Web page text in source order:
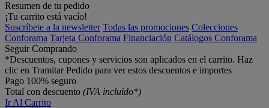
Resumen de tu pedido
¡Tu carrito está vacío!
Suscríbete a la newsletter Todas las promociones Colecciones
Conforama Tarjeta Conforama Financiación Catálogos Conforama
Seguir Comprando
*Descuentos, cupones y servicios son aplicados en el carrito. Haz
clic en Tramitar Pedido para ver estos descuentos e importes
Pago 100% seguro
Total con descuento (IVA incluido*)
Ir Al Carrito